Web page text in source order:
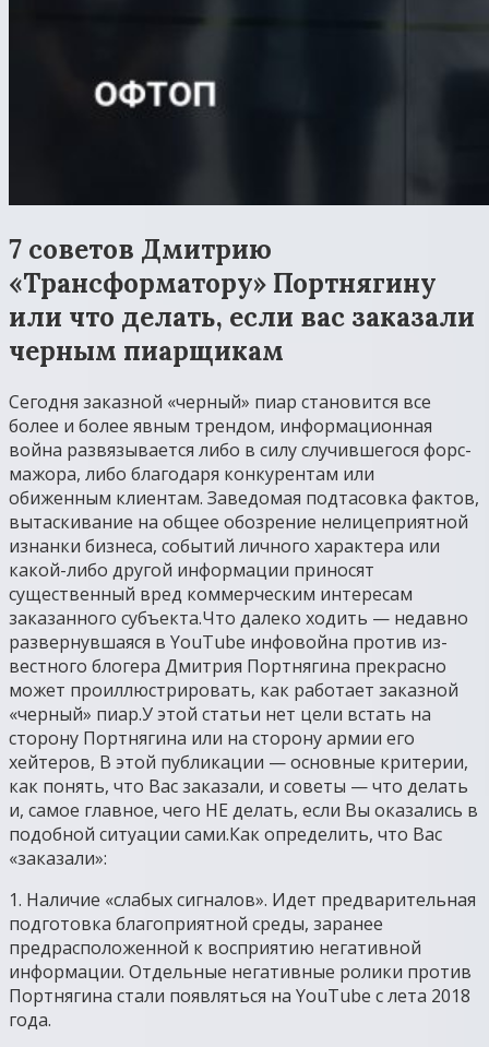
7 советов Дмитрию
«Трансформатору» Портнягину
или что делать, если вас заказали
черным пиарщикам
Сегодня заказной «черный» пиар становится все
более и более явным трендом, информационная
война развязывается либо в силу случившегося форс-
мажора, либо благодаря конкурентам или
обиженным клиентам. Заведомая подтасовка фактов,
вытаскивание на общее обозрение нелицеприятной
изнанки бизнеса, событий личного характера или
какой-либо другой информации приносят
существенный вред коммерческим интересам
заказанного субъекта.Что далеко ходить — недавно
развернувшаяся в YouTube инфовойна против из-
вестного блогера Дмитрия Портнягина прекрасно
может проиллюстрировать, как работает заказной
«черный» пиар.У этой статьи нет цели встать на
сторону Портнягина или на сторону армии его
хейтеров, В этой публикации — основные критерии,
как понять, что Вас заказали, и советы — что делать
и, самое главное, чего НЕ делать, если Вы оказались в
подобной ситуации сами.Как определить, что Вас
«заказали»:
1. Наличие «слабых сигналов». Идет предварительная
подготовка благоприятной среды, заранее
предрасположенной к восприятию негативной
информации. Отдельные негативные ролики против
Портнягина стали появляться на YouTube с лета 2018
года.